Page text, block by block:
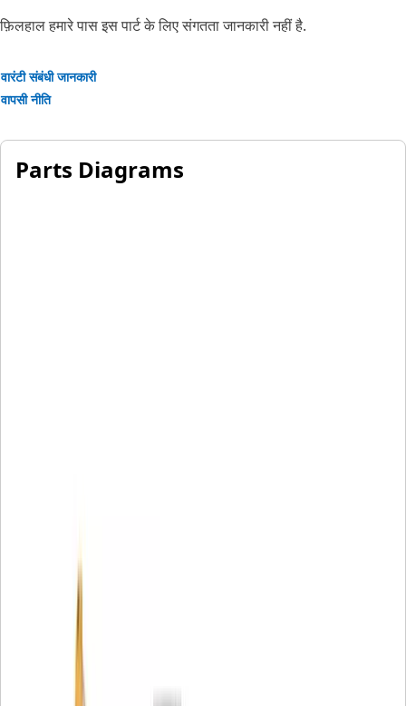
फ़िलहाल हमारे पास इस पार्ट के लिए संगतता जानकारी नहीं है.
वारंटी संबंधी जानकारी
वापसी नीति
Parts Diagrams